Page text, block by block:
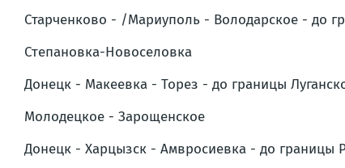
Старченково - /Мариуполь - Володарское - до
Степановка-Новоселовка
Донецк - Макеевка - Торез - до границы
Молодецкое - Зарощенское
Донецк - Харцызск - Амвросиевка - до границы